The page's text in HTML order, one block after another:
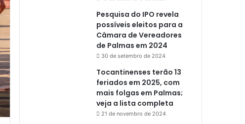
Pesquisa do IPO revela
possíveis eleitos para a
Câmara de Vereadores
de Palmas em 2024
30 de setembro de 2024
Tocantinenses terão 13
feriados em 2025, com
mais folgas em Palmas;
veja a lista completa
21 de novembro de 2024